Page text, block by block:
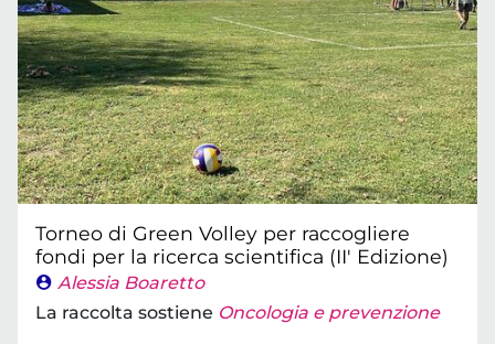
Torneo di Green Volley per raccogliere
fondi per la ricerca scientifica (II' Edizione)
Alessia Boaretto
La raccolta sostiene Oncologia e prevenzione